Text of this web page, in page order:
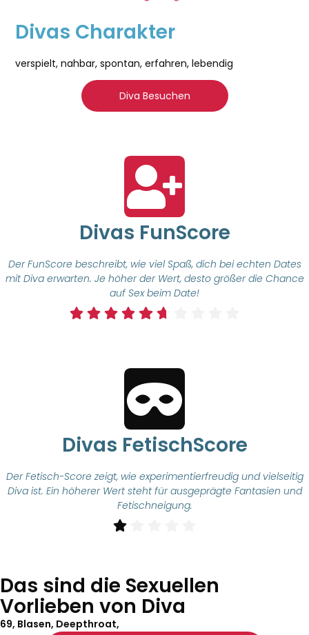
Divas Charakter
verspielt, nahbar, spontan, erfahren, lebendig
Diva Besuchen
Divas FunScore
Der FunScore beschreibt, wie viel Spaß, dich bei echten Dates
mit Diva erwarten. Je höher der Wert, desto größer die Chance
auf Sex beim Date!
Divas FetischScore
Der Fetisch-Score zeigt, wie experimentierfreudig und vielseitig
Diva ist. Ein höherer Wert steht für ausgeprägte Fantasien und
Fetischneigung.
Das sind die Sexuellen
Vorlieben von Diva
69, Blasen, Deepthroat,